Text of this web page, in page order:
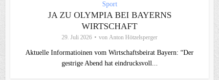
Sport
JA ZU OLYMPIA BEI BAYERNS
WIRTSCHAFT
29. Juli 2026 von Anton Hötzelsperger
Aktuelle Informatioinen vom Wirtschaftsbeirat Bayern: “Der
gestrige Abend hat eindrucksvoll...